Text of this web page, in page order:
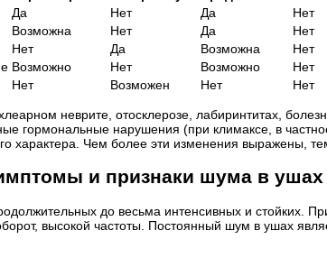
Да Нет Да Нет
Возможна Нет Да Нет
Нет Да Возможна Нет
Возможно Нет Возможно Нет
Нет Возможен Нет Нет
неврите, отосклерозе, лабиринтитах,
гормональные нарушения (при климаксе, в
характера. Чем более эти изменения выражены,
и признаки шума в ушах
до весьма интенсивных и стойких.
высокой частоты. Постоянный шум в ушах